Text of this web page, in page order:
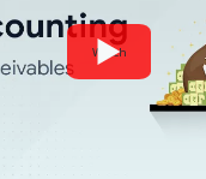
Watch